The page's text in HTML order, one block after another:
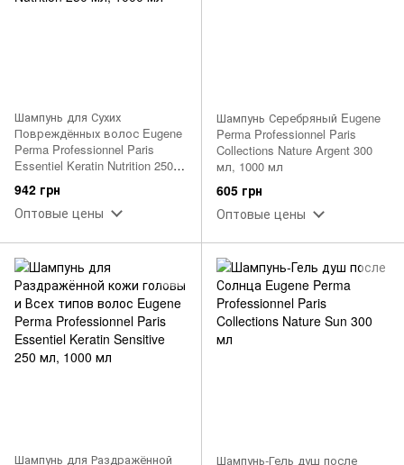
Шампунь для Сухих
Повреждённых волос Eugene
Perma Professionnel Paris
Essentiel Keratin Nutrition 250
мл, 1000 мл
942 грн
Оптовые цены
Шампунь Серебряный Eugene
Perma Professionnel Paris
Collections Nature Argent 300
мл, 1000 мл
605 грн
Оптовые цены
Шампунь для Раздражённой Шампунь-Гель душ после